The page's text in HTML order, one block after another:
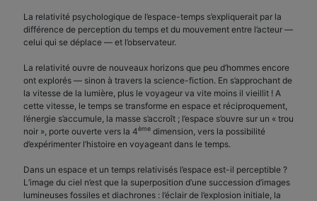
La relativité psychologique de l’espace-temps s’expliquerait par la
différence de perception du temps et du mouvement entre l’acteur —
celui qui se déplace — et l’observateur.
La relativité ouvre de nouveaux horizons que peu d’hommes encore
ont explorés — sinon à travers la science-fiction. En s’approchant de
la vitesse de la lumière, plus le voyageur va vite moins il vieillit ! A
cette vitesse, le temps se transforme en espace et réciproquement,
l’énergie s’accumule, la masse s’accroît ; l’espace s’ouvre sur un « trou
noir », porte ouverte vers la 4ème dimension, vers la possibilité
d’expérimenter l’histoire en voyageant dans le temps.
Dans un espace et un temps relativisés l’espace est-il perceptible ?
L’image du ciel n’est que la superposition d’une succession d’images
lumineuses fossiles et diachrones : l’éclair de l’explosion initiale, la